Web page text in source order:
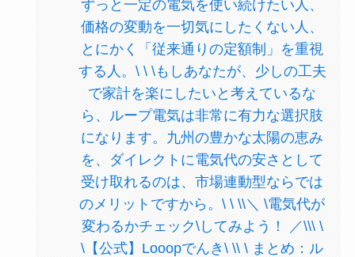
ずっと一定の電気を使い続けたい人、
価格の変動を一切気にしたくない人、
とにかく「従来通りの定額制」を重視
する人。\ \ \もしあなたが、少しの工夫
で家計を楽にしたいと考えているな
ら、ループ電気は非常に有力な選択肢
になります。九州の豊かな太陽の恵み
を、ダイレクトに電気代の安さとして
受け取れるのは、市場連動型ならでは
のメリットですから。\ \ \\＼ \電気代が
変わるかチェック\してみよう！ ／\\\ \
\【公式】Looopでんき\ \\ \ まとめ：ル